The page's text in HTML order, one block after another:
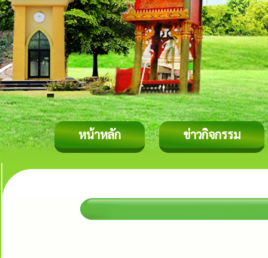
หน้าหลัก ข่าวกิจกรรม